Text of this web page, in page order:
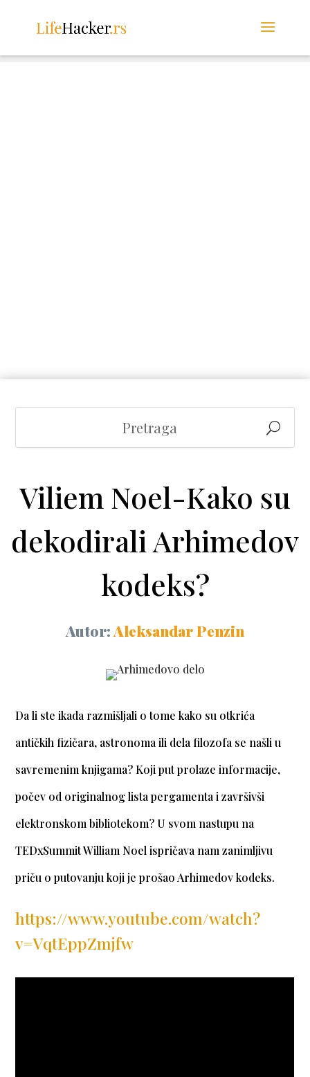
Viliem Noel-Kako su
dekodirali Arhimedov
kodeks?
Autor: Aleksandar Penzin
Da li ste ikada razmišljali o tome kako su otkrića
antičkih fizičara, astronoma ili dela filozofa se našli u
savremenim knjigama? Koji put prolaze informacije,
počev od originalnog lista pergamenta i završivši
elektronskom bibliotekom? U svom nastupu na
TEDxSummit William Noel ispričava nam zanimljivu
priču o putovanju koji je prošao Arhimedov kodeks.
https://www.youtube.com/watch?
v=VqtEppZmjfw